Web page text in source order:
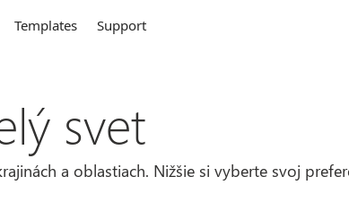
Templates Support
svet
a oblastiach. Nižšie si vyberte svoj